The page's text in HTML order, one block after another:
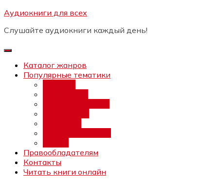
Перейти
содержимому
Аудиокниги для всех
Слушайте аудиокниги каждый день!
Каталог жанров
Популярные тематики
Правообладателям
Контакты
Читать книги онлайн
Бесплатный интенсив:
каналов"